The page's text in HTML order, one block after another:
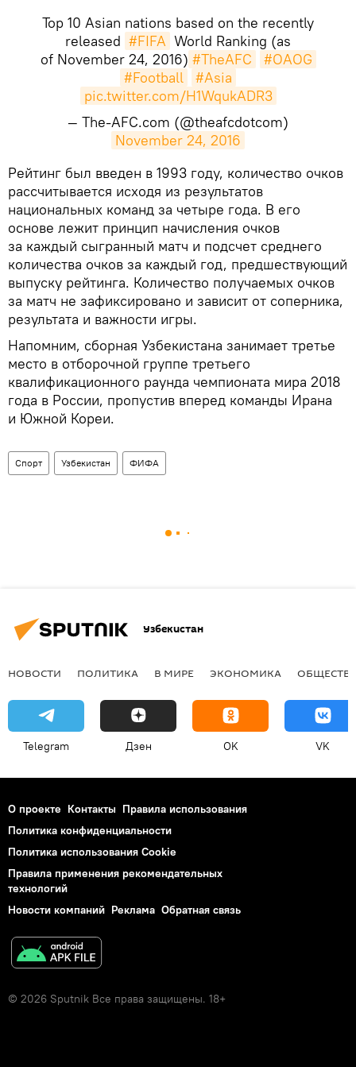
Top 10 Asian nations based on the recently
released #FIFA World Ranking (as
of November 24, 2016) #TheAFC
#OAOG
#Football
#Asia
pic.twitter.com/H1WqukADR3
— The-AFC.com (@theafcdotcom)
November 24, 2016
Рейтинг был введен в 1993 году, количество очков
рассчитывается исходя из результатов
национальных команд за четыре года. В его
основе лежит принцип начисления очков
за каждый сыгранный матч и подсчет среднего
количества очков за каждый год, предшествующий
выпуску рейтинга. Количество получаемых очков
за матч не зафиксировано и зависит от соперника,
результата и важности игры.
Напомним, сборная Узбекистана занимает третье
место в отборочной группе третьего
квалификационного раунда чемпионата мира 2018
года в России, пропустив вперед команды Ирана
и Южной Кореи.
Спорт Узбекистан ФИФА
Узбекистан
НОВОСТИ ПОЛИТИКА В МИРЕ ЭКОНОМИКА
Telegram Дзен OK VK
О проекте Контакты Правила использования
Политика конфиденциальности
Политика использования Cookie
Правила применения рекомендательных
технологий
Новости компаний Реклама Обратная связь
© 2026 Sputnik Все права защищены. 18+